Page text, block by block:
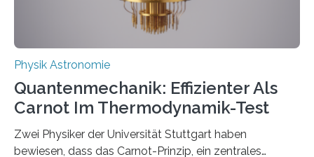
Physik Astronomie
Quantenmechanik: Effizienter Als
Carnot Im Thermodynamik-Test
Zwei Physiker der Universität Stuttgart haben
bewiesen, dass das Carnot-Prinzip, ein zentrales